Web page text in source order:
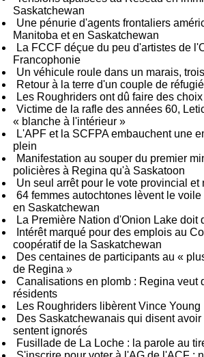
Saskatchewan
Une pénurie d'agents frontaliers
Manitoba et en Saskatchewan
La FCCF déçue du peu d'artistes de
Francophonie
Un véhicule roule dans un marais,
Retour à la terre d'un couple de
Les Roughriders ont dû faire des
Victime de la rafle des années 60,
« blanche à l'intérieur »
L'APF et la SCFPA embauchent une
plein
Manifestation au souper du premier
policières à Regina qu'à Saskatoon
Un seul arrêt pour le vote provincial
64 femmes autochtones lèvent le
en Saskatchewan
La Première Nation d'Onion Lake doit
Intérêt marqué pour des emplois au
coopératif de la Saskatchewan
Des centaines de participants au «
de Regina »
Canalisations en plomb : Regina veut
résidents
Les Roughriders libèrent Vince Young
Des Saskatchewanais qui disent
sentent ignorés
Fusillade de La Loche : la parole au